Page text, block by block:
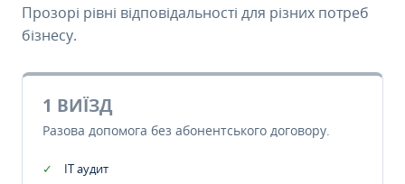
Прозорі рівні відповідальності для різних потреб
бізнесу.
1 ВИЇЗД
Разова допомога без абонентського договору.
IT аудит